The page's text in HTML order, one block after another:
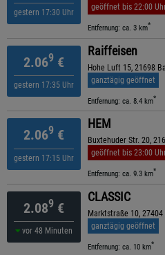
gestern 17:30 Uhr
geöffnet bis 22:00
Entfernung: ca. 3 km*
2.069 €
gestern 17:35 Uhr
Raiffeisen
Hohe Luft 15, 21698
ganztägig geöffnet
Entfernung: ca. 8.4 km*
2.069 €
gestern 17:15 Uhr
HEM
Buxtehuder Str. 20,
geöffnet bis 23:00
Entfernung: ca. 9.3 km*
2.089 €
vor 48 Minuten
CLASSIC
Marktstraße 10, 27404
ganztägig geöffnet
Entfernung: ca. 10 km*